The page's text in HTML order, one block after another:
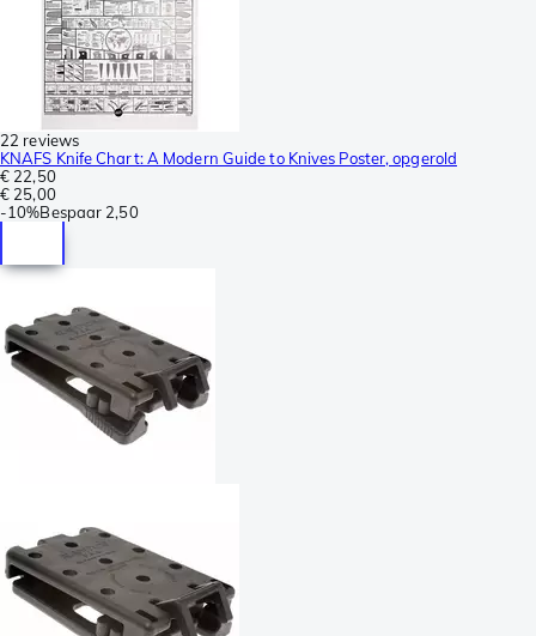
22 reviews
KNAFS Knife Chart: A Modern Guide to Knives Poster, opgerold
€ 22,50
€ 25,00
-10%Bespaar 2,50